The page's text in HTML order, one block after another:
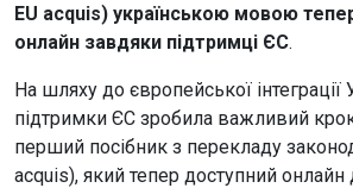
EU acquis) українською мовою
онлайн завдяки підтримці ЄС.
На шляху до європейської інтеграції
підтримки ЄС зробила важливий
перший посібник з перекладу
acquis), який тепер доступний онлайн